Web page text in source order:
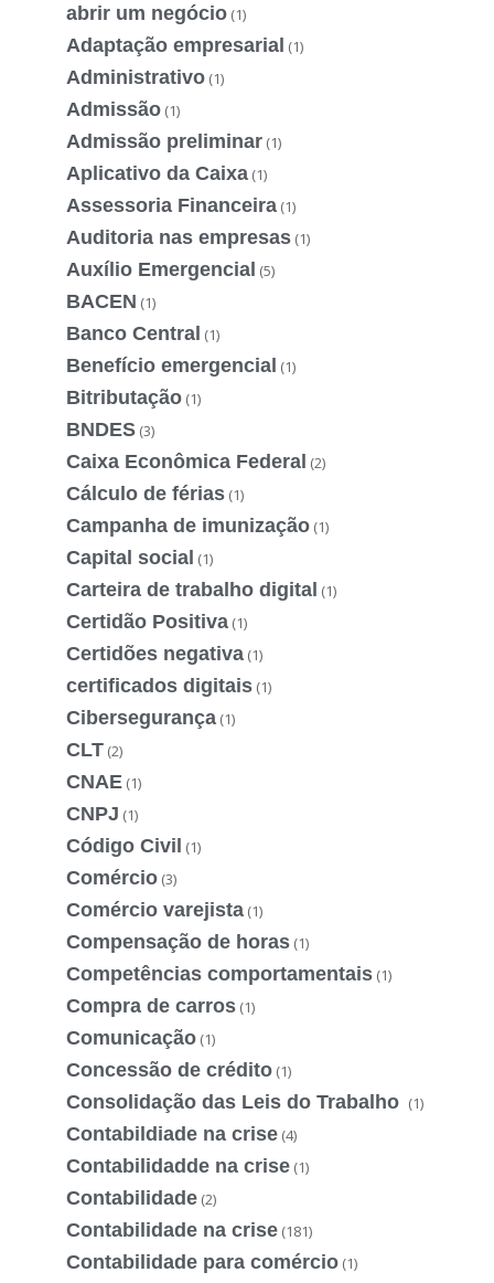
abrir um negócio (1)
Adaptação empresarial (1)
Administrativo (1)
Admissão (1)
Admissão preliminar (1)
Aplicativo da Caixa (1)
Assessoria Financeira (1)
Auditoria nas empresas (1)
Auxílio Emergencial (5)
BACEN (1)
Banco Central (1)
Benefício emergencial (1)
Bitributação (1)
BNDES (3)
Caixa Econômica Federal (2)
Cálculo de férias (1)
Campanha de imunização (1)
Capital social (1)
Carteira de trabalho digital (1)
Certidão Positiva (1)
Certidões negativa (1)
certificados digitais (1)
Cibersegurança (1)
CLT (2)
CNAE (1)
CNPJ (1)
Código Civil (1)
Comércio (3)
Comércio varejista (1)
Compensação de horas (1)
Competências comportamentais (1)
Compra de carros (1)
Comunicação (1)
Concessão de crédito (1)
Consolidação das Leis do Trabalho (1)
Contabildiade na crise (4)
Contabilidadde na crise (1)
Contabilidade (2)
Contabilidade na crise (181)
Contabilidade para comércio (1)